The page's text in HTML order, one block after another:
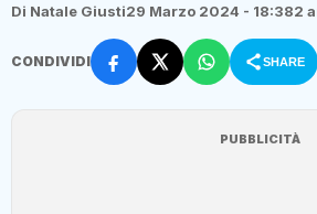
Di Natale Giusti29 Marzo 2024 - 18:382
CONDIVIDI SHARE
PUBBLICITÀ